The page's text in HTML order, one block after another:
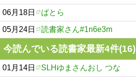
06月18日 ぱとら
05月24日 読書家さん#1n6e3m
今読んでいる読書家最新4件(16)
01月14日 SLHゆまさんおし つな